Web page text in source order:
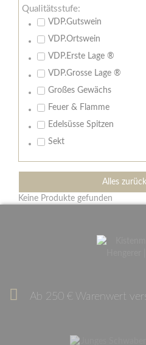
Qualitätsstufe:
VDP.Gutswein
VDP.Ortswein
VDP.Erste Lage ®
VDP.Grosse Lage ®
Großes Gewächs
Feuer & Flamme
Edelsüsse Spitzen
Sekt
Alles
Keine Produkte gefunden
Ab 250 € Warenwert